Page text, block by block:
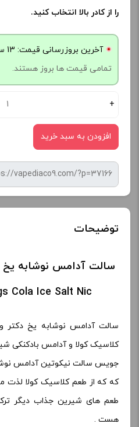
را از کادر بالا انتخاب کنید.
آخرین بروزرسانی قیمت: 13 ساعت پیش
تمامی قیمت ها بروز هستند.
+
افزودن به سبد خرید
توضیحات
Cola Ice Salt Nic
سالت آدامس نوشابه یخ دکتر
کلاسیک کولا و آدامس بادکنکی
جویس سالت نیکوتین آدامس
که که از طعم کلاسیک کولا لذت
طعم های شیرین جذاب دیگر
هست .